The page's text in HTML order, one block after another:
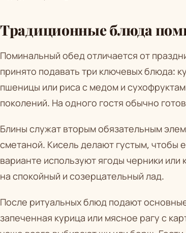
Традиционные блюда
Поминальный обед отличается от
принято подавать три ключевых блюда:
пшеницы или риса с медом и
поколений. На одного гостя обычно
Блины служат вторым обязательным
сметаной. Кисель делают густым, чтобы
варианте используют ягоды черники
на спокойный и созерцательный лад.
После ритуальных блюд подают
запеченная курица или мясное рагу с